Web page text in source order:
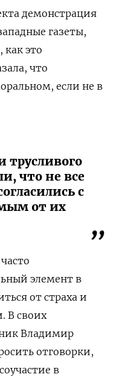
демонстрация
газеты,
как это
что
если не в
трусливого
что не все
с
от их
элемент в
от страха и
В своих
Владимир
отговорки,
в